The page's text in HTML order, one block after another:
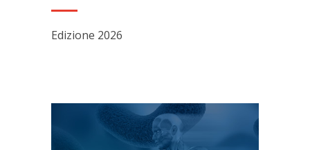
Edizione 2026